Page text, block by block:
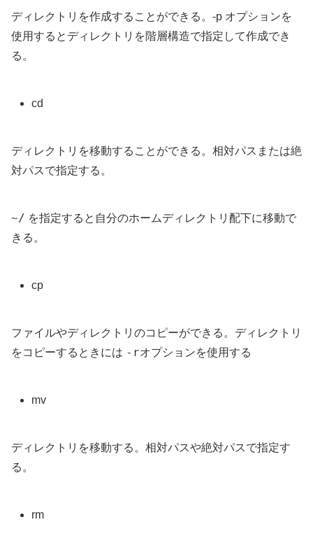
ディレクトリを作成することができる。-p オプションを
使用するとディレクトリを階層構造で指定して作成でき
る。
cd
ディレクトリを移動することができる。相対パスまたは絶
対パスで指定する。
~/ を指定すると自分のホームディレクトリ配下に移動で
きる。
cp
ファイルやディレクトリのコピーができる。ディレクトリ
をコピーするときには -rオプションを使用する
mv
ディレクトリを移動する。相対パスや絶対パスで指定す
る。
rm